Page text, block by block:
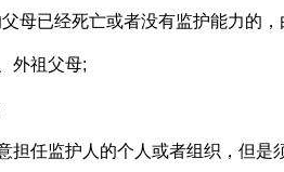
已经死亡或者没有监护能力的，
祖父母;
任监护人的个人或者组织，但是